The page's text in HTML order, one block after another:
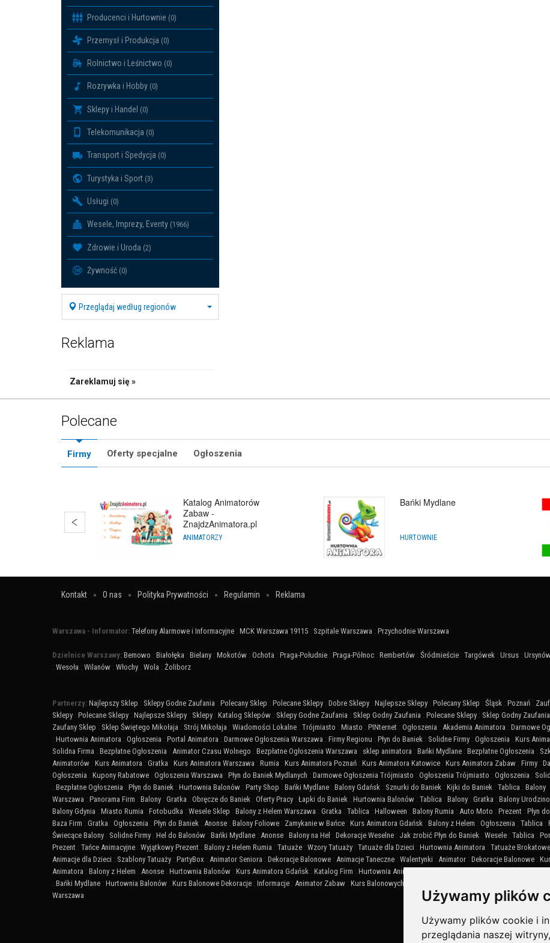
Używamy plików
Używamy plików cookie i
przeglądania naszej
Producenci i Hurtownie (0)
Przemysł i Produkcja (0)
Rolnictwo i Leśnictwo (0)
Rozrywka i Hobby (0)
Sklepy i Handel (0)
Telekomunikacja (0)
Transport i Spedycja (0)
Turystyka i Sport (3)
Usługi (0)
Wesele, Imprezy, Eventy (1966)
Zdrowie i Uroda (2)
Żywność (0)
Przeglądaj według regionów
Reklama
Zareklamuj się »
Polecane
Firmy Oferty specjalne Ogłoszenia
Katalog Animatorów
Zabaw -
ZnajdzAnimatora.pl
ANIMATORZY
Bańki Mydlane
HURTOWNIE
Kontakt O nas Polityka Prywatności Regulamin Reklama
Warszawa - Informator: Telefony Alarmowe i Informacyjne : MCK Warszawa 19115 : Szpitale Warszawa : Przychodnie Warszawa
Dzielnice Warszawy: Bemowo : Białołęka : Bielany : Mokotów : Ochota : Praga-Południe : Praga-Północ : Rembertów : Śródmieście : Targówek : Ursus :
: Wesoła : Wilanów : Włochy : Wola : Żoliborz
Partnerzy: Najlepszy Sklep : Sklepy Godne Zaufania : Polecany Sklep : Polecane Sklepy : Dobre Sklepy : Najlepsze Sklepy : Polecany Sklep : Śląsk : Poznań :
Sklepy : Polecane Sklepy : Najlepsze Sklepy : Sklepy : Katalog Sklepów : Sklepy Godne Zaufania : Sklep Godny Zaufania : Polecane Sklepy : Sklep Godny Zaufania
Zaufany Sklep : Sklep Świętego Mikołaja : Strój Mikołaja : Wiadomości Lokalne : Trójmiasto : Miasto : PINternet : Ogłoszenia : Akademia Animatora : Darmowe
: Hurtownia Animatora : Ogłoszenia : Portal Animatora : Darmowe Ogłoszenia Warszawa : Firmy Regionu : Płyn do Baniek : Solidne Firmy : Ogłoszenia : Kurs
Solidna Firma : Bezpłatne Ogłoszenia : Animator Czasu Wolnego : Bezpłatne Ogłoszenia Warszawa : sklep animatora : Bańki Mydlane : Bezpłatne Ogłoszenia :
Animatorów : Kurs Animatora : Gratka : Kurs Animatora Warszawa : Rumia : Kurs Animatora Poznań : Kurs Animatora Katowice : Kurs Animatora Zabaw : Firmy :
Ogłoszenia : Kupony Rabatowe : Ogłoszenia Warszawa : Płyn do Baniek Mydlanych : Darmowe Ogłoszenia Trójmiasto : Ogłoszenia Trójmiasto : Ogłoszenia :
: Bezpłatne Ogłoszenia : Płyn do Baniek : Hurtownia Balonów : Party Shop : Bańki Mydlane : Balony Gdańsk : Sznurki do Baniek : Kijki do Baniek : Tablica : Balony
Warszawa : Panorama Firm : Balony : Gratka : Obręcze do Baniek : Oferty Pracy : Łapki do Baniek : Hurtownia Balonów : Tablica : Balony : Gratka : Balony
Balony Gdynia : Miasto Rumia : Fotobudka : Wesele Sklep : Balony z Helem Warszawa : Gratka : Tablica : Halloween : Balony Rumia : Auto Moto : Prezent : Płyn
Baza Firm : Gratka : Ogłoszenia : Płyn do Baniek : Anonse : Balony Foliowe : Zamykanie w Bańce : Kurs Animatora Gdańsk : Balony z Helem : Ogłoszenia : Tablica :
Świecące Balony : Solidne Firmy : Hel do Balonów : Bańki Mydlane : Anonse : Balony na Hel : Dekoracje Weselne : Jak zrobić Płyn do Baniek : Wesele : Tablica :
Prezent : Tańce Animacyjne : Wyjątkowy Prezent : Balony z Helem Rumia : Tatuaże : Wzory Tatuaży : Tatuaże dla Dzieci : Hurtownia Animatora : Tatuaże Brokatowe
Animacje dla Dzieci : Szablony Tatuaży : PartyBox : Animator Seniora : Dekoracje Balonowe : Animacje Taneczne : Walentynki : Animator : Dekoracje Balonowe :
Animatora : Balony z Helem : Anonse : Hurtownia Balonów : Kurs Animatora Gdańsk : Katalog Firm : Hurtownia Animatora
: Bańki Mydlane : Hurtownia Balonów : Kurs Balonowe Dekoracje : Informacje : Animator Zabaw : Kurs Balonowych Dekoracji
Warszawa